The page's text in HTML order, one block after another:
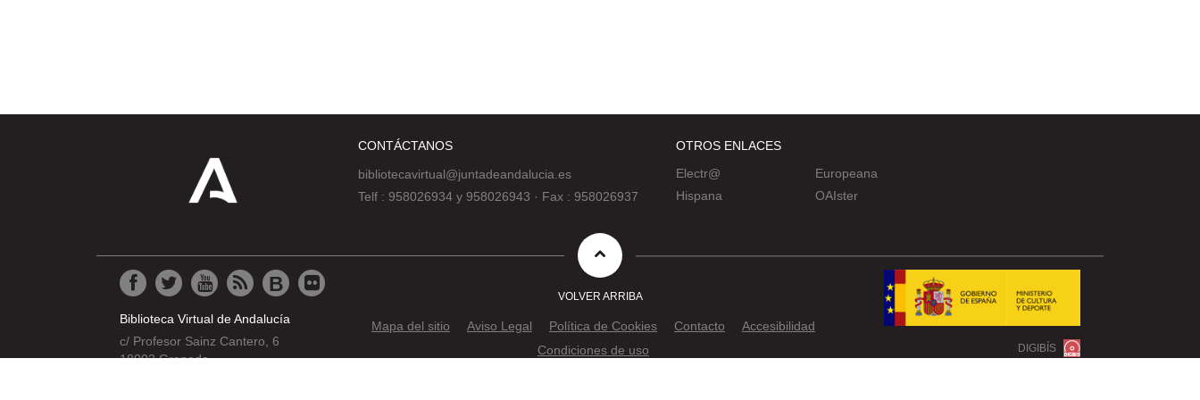
CONTÁCTANOS
bibliotecavirtual@juntadeandalucia.es
Telf : 958026934 y 958026943 · Fax : 958026937
OTROS ENLACES
Electr@
Hispana
Europeana
OAIster
VOLVER ARRIBA
Biblioteca Virtual de Andalucía
c/ Profesor Sainz Cantero, 6
18002 Granada
Mapa del sitio Aviso Legal Política de Cookies Contacto
Accesibilidad
Condiciones de uso
DIGIBÍS